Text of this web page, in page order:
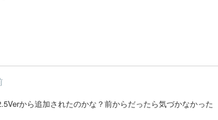
から追加されたのかな？前からだったら気づかなかった